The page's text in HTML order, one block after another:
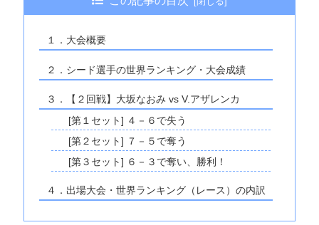
１．大会概要
２．シード選手の世界ランキング・大会成績
３．【２回戦】大坂なおみ vs V.アザレンカ
[第１セット] ４－６で失う
[第２セット] ７－５で奪う
[第３セット] ６－３で奪い、勝利！
４．出場大会・世界ランキング（レース）の内訳